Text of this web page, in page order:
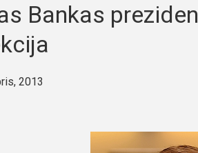
Bankas
2013